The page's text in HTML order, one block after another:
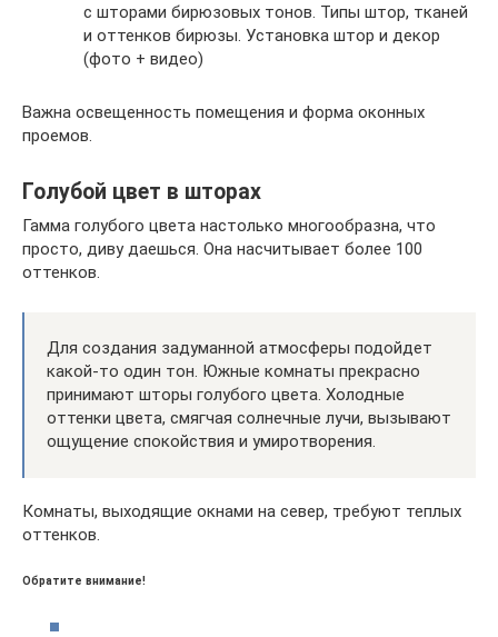
с шторами бирюзовых тонов. Типы штор, тканей
и оттенков бирюзы. Установка штор и декор
(фото + видео)
Важна освещенность помещения и форма оконных
проемов.
Голубой цвет в шторах
Гамма голубого цвета настолько многообразна, что
просто, диву даешься. Она насчитывает более 100
оттенков.
Для создания задуманной атмосферы подойдет
какой-то один тон. Южные комнаты прекрасно
принимают шторы голубого цвета. Холодные
оттенки цвета, смягчая солнечные лучи, вызывают
ощущение спокойствия и умиротворения.
Комнаты, выходящие окнами на север, требуют теплых
оттенков.
Обратите внимание!